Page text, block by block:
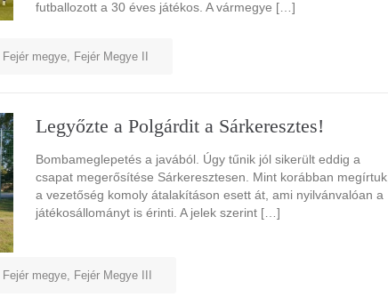
futballozott a 30 éves játékos. A vármegye […]
Fejér megye, Fejér Megye II
Legyőzte a Polgárdit a Sárkeresztes!
Bombameglepetés a javából. Úgy tűnik jól sikerült eddig a
csapat megerősítése Sárkeresztesen. Mint korábban megírtuk,
a vezetőség komoly átalakításon esett át, ami nyilvánvalóan a
játékosállományt is érinti. A jelek szerint […]
Fejér megye Fejér Megye III